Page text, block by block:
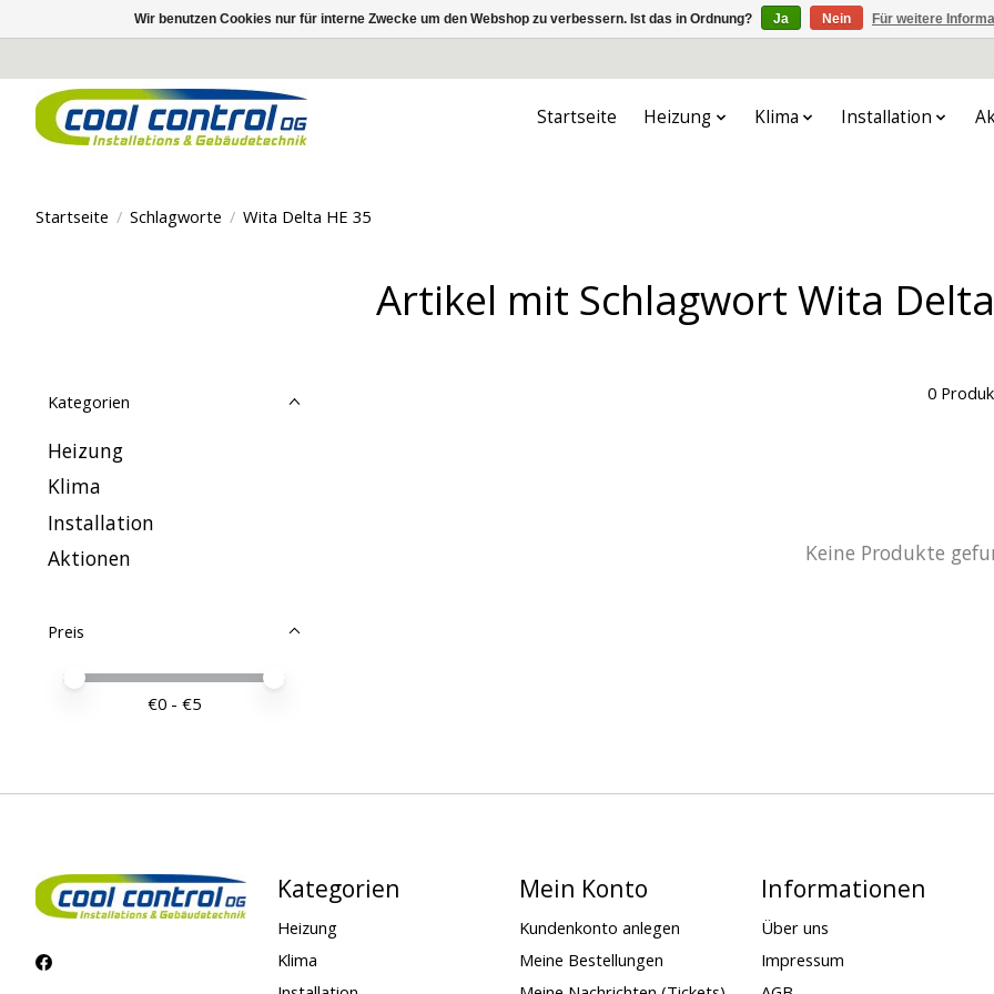
Startseite Heizung Klima Installation
Startseite / Schlagworte / Wita Delta HE 35
Artikel mit Schlagwort Wita
Kategorien
Heizung
Klima
Installation
Aktionen
Preis
Preis – Mindestwert
Price maximum value
€0 - €5
0
Keine Produkte
Kategorien
Heizung
Klima
Mein Konto
Kundenkonto anlegen
Meine Bestellungen
Informationen
Über uns
Impressum
Wir benutzen Cookies nur für interne Zwecke um den Webshop zu verbessern. Ist das in Ordnung? Ja Nein Für weitere